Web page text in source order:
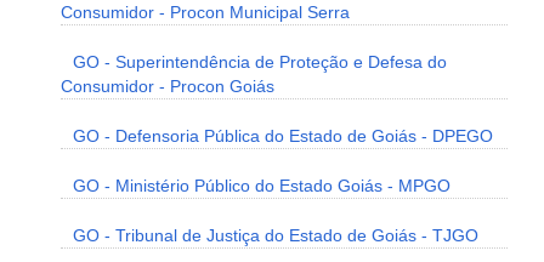
Consumidor - Procon Municipal Serra
GO - Superintendência de Proteção e Defesa do
Consumidor - Procon Goiás
GO - Defensoria Pública do Estado de Goiás - DPEGO
GO - Ministério Público do Estado Goiás - MPGO
GO - Tribunal de Justiça do Estado de Goiás - TJGO